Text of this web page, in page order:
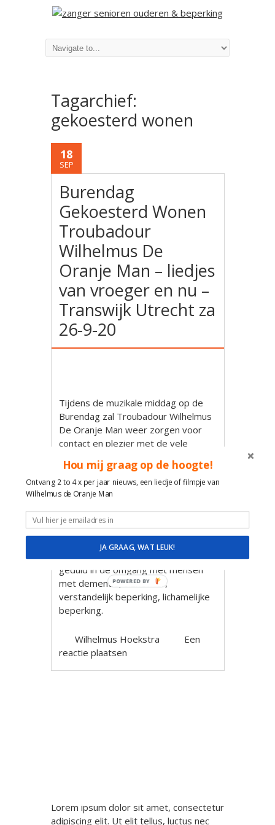
Tagarchief:
gekoesterd wonen
18
SEP
Burendag
Gekoesterd Wonen
Troubadour
Wilhelmus De
Oranje Man – liedjes
van vroeger en nu –
Transwijk Utrecht za
26-9-20
Tijdens de muzikale middag op de
Burendag zal Troubadour Wilhelmus
De Oranje Man weer zorgen voor
contact en plezier met de vele
bekende liedjes.
Maak met liedjes contact en plezier!
Wilhelmus de Oranje Man
Muzikale reis door de tijd en feest
van herkenning met Hollandse
liedjes van Toen en nu!
Veel ervaring, plezier, ruimte en
geduld in de omgang met mensen
met dementie, alzheimer,
verstandelijk beperking, lichamelijke
beperking.
Wilhelmus Hoekstra
Een
reactie plaatsen
Lorem ipsum dolor sit amet, consectetur
adipiscing elit. Ut elit tellus, luctus nec
Hou mij graag op de hoogte!
Ontvang 2 to 4 x per jaar nieuws, een liedje of filmpje van
Wilhelmus de Oranje Man
JA GRAAG, WAT LEUK!
POWERED BY